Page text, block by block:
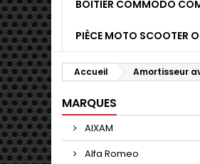
BOITIER COMMODO
PIÈCE MOTO SCOOTER
Accueil Amortisseur
MARQUES
AIXAM
Alfa Romeo